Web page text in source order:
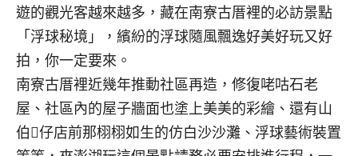
遊的觀光客越來越多，藏在南寮古厝裡的必訪景點
「浮球秘境」，繽紛的浮球隨風飄逸好美好玩又好
拍，你一定要來。
南寮古厝裡近幾年推動社區再造，修復咾咕石老
屋、社區內的屋子牆面也塗上美美的彩繪、還有山
伯𥴊仔店前那栩栩如生的仿白沙沙灘、浮球藝術裝置